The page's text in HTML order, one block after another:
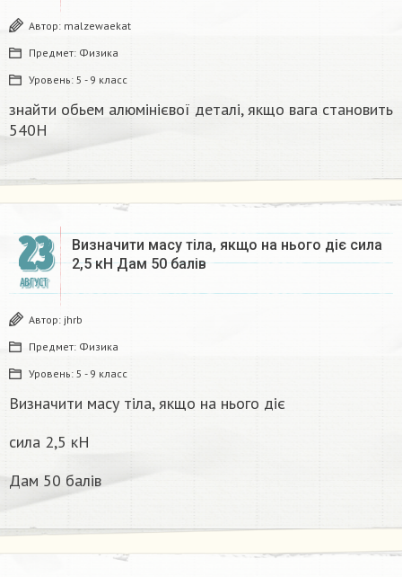
Автор: malzewaekat
Предмет: Физика
Уровень: 5 - 9 класс
знайти обьем алюмінієвої деталі, якщо вага становить
540Н
23
АВГУСТ
Визначити масу тіла, якщо на нього діє сила
2,5 кН Дам 50 балів
Автор: jhrb
Предмет: Физика
Уровень: 5 - 9 класс
Визначити масу тіла, якщо на нього діє
сила 2,5 кН
Дам 50 балів